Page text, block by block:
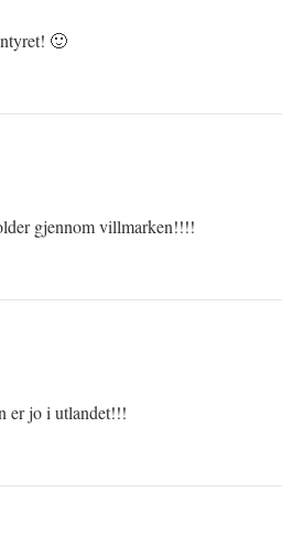
🙂
gjennom villmarken!!!!
er jo i utlandet!!!